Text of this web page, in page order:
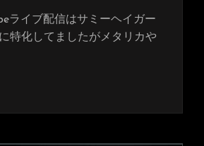
ライブ配信はサミーヘイガー
特化してましたがメタリカや